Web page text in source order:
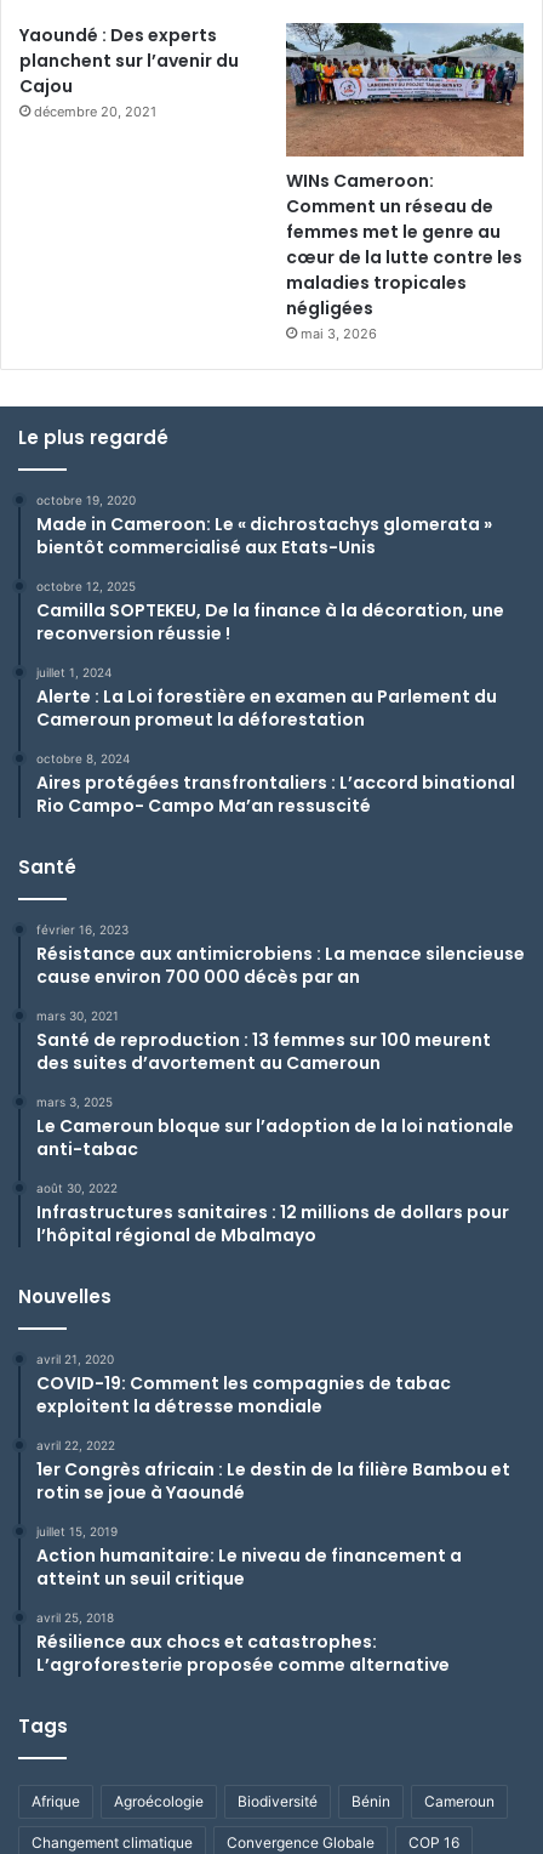
Yaoundé : Des experts
planchent sur l’avenir du
Cajou
décembre 20, 2021
WINs Cameroon:
Comment un réseau de
femmes met le genre au
cœur de la lutte contre les
maladies tropicales
négligées
mai 3, 2026
Le plus regardé
octobre 19, 2020
Made in Cameroon: Le « dichrostachys glomerata »
bientôt commercialisé aux Etats-Unis
octobre 12, 2025
Camilla SOPTEKEU, De la finance à la décoration, une
reconversion réussie !
juillet 1, 2024
Alerte : La Loi forestière en examen au Parlement du
Cameroun promeut la déforestation
octobre 8, 2024
Aires protégées transfrontaliers : L’accord binational
Rio Campo- Campo Ma’an ressuscité
Santé
février 16, 2023
Résistance aux antimicrobiens : La menace silencieuse
cause environ 700 000 décès par an
mars 30, 2021
Santé de reproduction : 13 femmes sur 100 meurent
des suites d’avortement au Cameroun
mars 3, 2025
Le Cameroun bloque sur l’adoption de la loi nationale
anti-tabac
août 30, 2022
Infrastructures sanitaires : 12 millions de dollars pour
l’hôpital régional de Mbalmayo
Nouvelles
avril 21, 2020
COVID-19: Comment les compagnies de tabac
exploitent la détresse mondiale
avril 22, 2022
1er Congrès africain : Le destin de la filière Bambou et
rotin se joue à Yaoundé
juillet 15, 2019
Action humanitaire: Le niveau de financement a
atteint un seuil critique
avril 25, 2018
Résilience aux chocs et catastrophes:
L’agroforesterie proposée comme alternative
Tags
Afrique Agroécologie Biodiversité Bénin Cameroun
Changement climatique Convergence Globale COP 16